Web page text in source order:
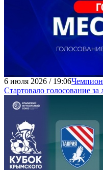
6 июля 2026 / 19:06
Стартовало голосование